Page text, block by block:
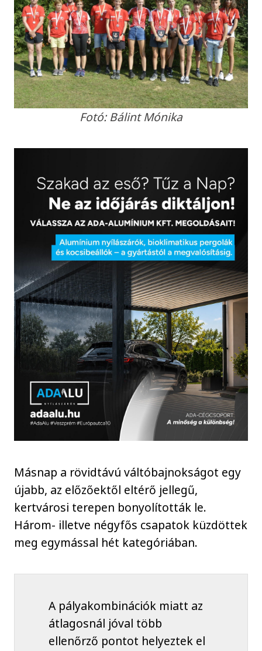
Fotó: Bálint Mónika
Másnap a rövidtávú váltóbajnokságot egy
újabb, az előzőektől eltérő jellegű,
kertvárosi terepen bonyolították le.
Három- illetve négyfős csapatok küzdöttek
meg egymással hét kategóriában.
A pályakombinációk miatt az
átlagosnál jóval több
ellenőrző pontot helyeztek el